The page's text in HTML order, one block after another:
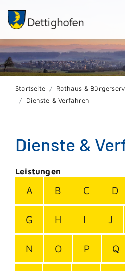
Startseite Rathaus &
Dienste & Verfahren
Dienste &
Leistungen
A B C D
G H I J
N O P Q